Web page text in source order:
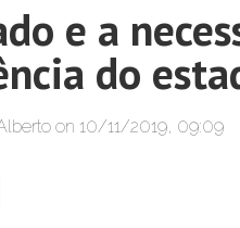
e a
do
on 10/11/2019, 09:09